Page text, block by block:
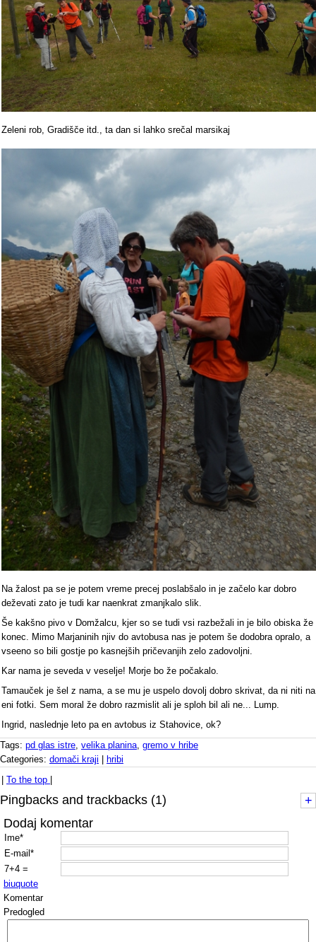
Zeleni rob, Gradišče itd., ta dan si lahko srečal marsikaj
Na žalost pa se je potem vreme precej poslabšalo in je začelo kar dobro
deževati zato je tudi kar naenkrat zmanjkalo slik.
Še kakšno pivo v Domžalcu, kjer so se tudi vsi razbežali in je bilo obiska že
konec. Mimo Marjaninih njiv do avtobusa nas je potem še dodobra opralo, a
vseeno so bili gostje po kasnejših pričevanjih zelo zadovoljni.
Kar nama je seveda v veselje! Morje bo že počakalo.
Tamauček je šel z nama, a se mu je uspelo dovolj dobro skrivat, da ni niti na
eni fotki. Sem moral že dobro razmislit ali je sploh bil ali ne... Lump.
Ingrid, naslednje leto pa en avtobus iz Stahovice, ok?
Tags: pd glas istre, velika planina, gremo v hribe
Categories: domači kraji
hribi
To the top
Pingbacks and trackbacks (1)
+
Dodaj komentar
Ime*
E-mail*
7+4 =
biuquote
Komentar
Predogled